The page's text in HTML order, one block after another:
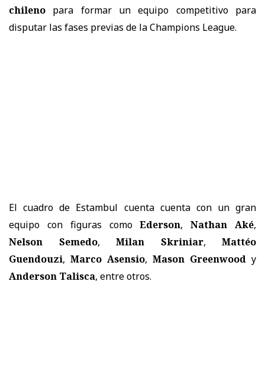
chileno para formar un equipo competitivo para
disputar las fases previas de la Champions League.
El cuadro de Estambul cuenta cuenta con un gran
equipo con figuras comoEderson,Nathan Aké,
Nelson Semedo, Milan Skriniar, Mattéo
Guendouzi, Marco Asensio, Mason Greenwood y
Anderson Talisca, entre otros.